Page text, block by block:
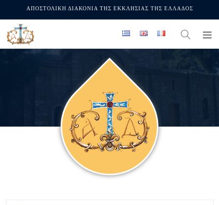
ΑΠΟΣΤΟΛΙΚΗ ΔΙΑΚΟΝΙΑ ΤΗΣ ΕΚΚΛΗΣΙΑΣ ΤΗΣ ΕΛΛΑΔΟΣ